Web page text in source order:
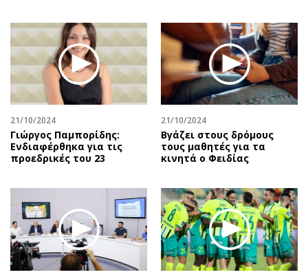
Οικονομική
Οικονομία
Real Estate
Επιχειρήσεις
Αγορές
Money Review
AstroBank Properties
Ενέργεια
Ναυτιλία
Περιβάλλον
Ελλάδα
Κόσμος
Αφιερώματα
Πολιτική
Οικονομία
Γενικά
Αναδρομές
Πρόσωπα
Περιβάλλον
Γυναίκα
Showbiz
Ταξίδια
Συνταγές
Έξοδος
21/10/2024
Γιώργος Παμπορίδης:
Ενδιαφέρθηκα για τις
προεδρικές του 23
21/10/2024
Βγάζει στους δρόμους
τους μαθητές για τα
κινητά ο Φειδίας